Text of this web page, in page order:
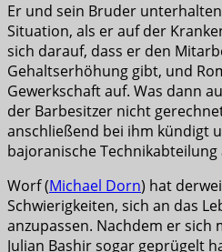
Er und sein Bruder
Situation, als er auf der
sich darauf, dass er den
Gehaltserhöhung gibt, und
Gewerkschaft auf. Was dann
der Barbesitzer nicht
anschließend bei ihm kündigt
bajoranische
Worf (Michael Dorn) hat
Schwierigkeiten, sich an das
anzupassen. Nachdem er sich
Julian Bashir sogar geprügelt